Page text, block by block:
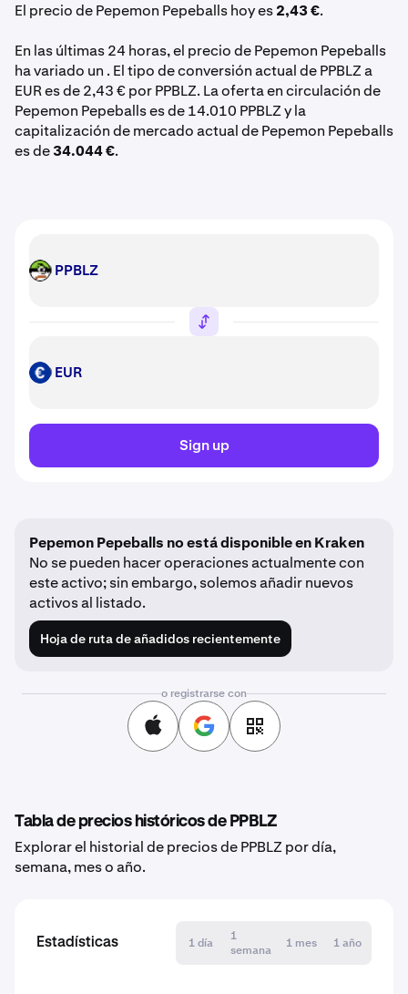
El precio de Pepemon Pepeballs hoy es2,43 €.
En las últimas 24 horas, el precio de Pepemon Pepeballs
ha variado un . El tipo de conversión actual de PPBLZ a
EUR es de 2,43 € por PPBLZ. La oferta en circulación de
Pepemon Pepeballs es de 14.010 PPBLZ y la
capitalización de mercado actual de Pepemon Pepeballs
es de34.044 €.
PPBLZ PPBLZ
EUR EUR
Sign up
Pepemon Pepeballs no está disponible en Kraken
No se pueden hacer operaciones actualmente con
este activo; sin embargo, solemos añadir nuevos
activos al listado.
Hoja de ruta de añadidos recientemente
o registrarse con
Tabla de precios históricos de PPBLZ
Explorar el historial de precios de PPBLZ por día,
semana, mes o año.
Estadísticas 1 día
1
semana
1 mes 1 año